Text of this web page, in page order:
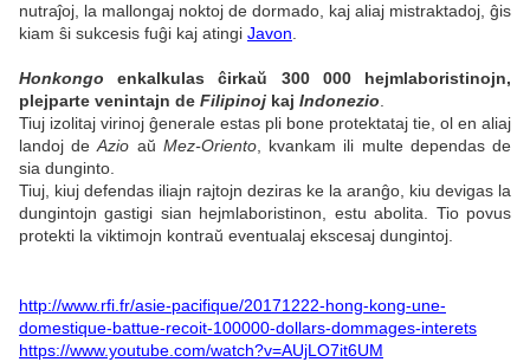
nutraĵoj, la mallongaj noktoj de dormado, kaj aliaj mistraktadoj, ĝis
kiam ŝi sukcesis fuĝi kaj atingi Javon
Honkongo enkalkulas ĉirkaŭ 300 000 hejmlaboristinojn,
plejparte venintajn de Filipinoj kaj Indonezio
Tiuj izolitaj virinoj ĝenerale estas pli bone protektataj tie, ol en aliaj
landoj deAzio aŭ Mez-Oriento, kvankam ili multe dependas de
sia dunginto.
Tiuj, kiuj defendas iliajn rajtojn deziras ke la aranĝo, kiu devigas la
dungintojn gastigi sian hejmlaboristinon, estu abolita. Tio povus
protekti la viktimojn kontraŭ eventualaj ekscesaj dungintoj.
http://www.rfi.fr/asie-pacifique/20171222-hong-kong-une-
domestique-battue-recoit-100000-dollars-dommages-interets
https://www.youtube.com/watch?v=AUjLO7it6UM